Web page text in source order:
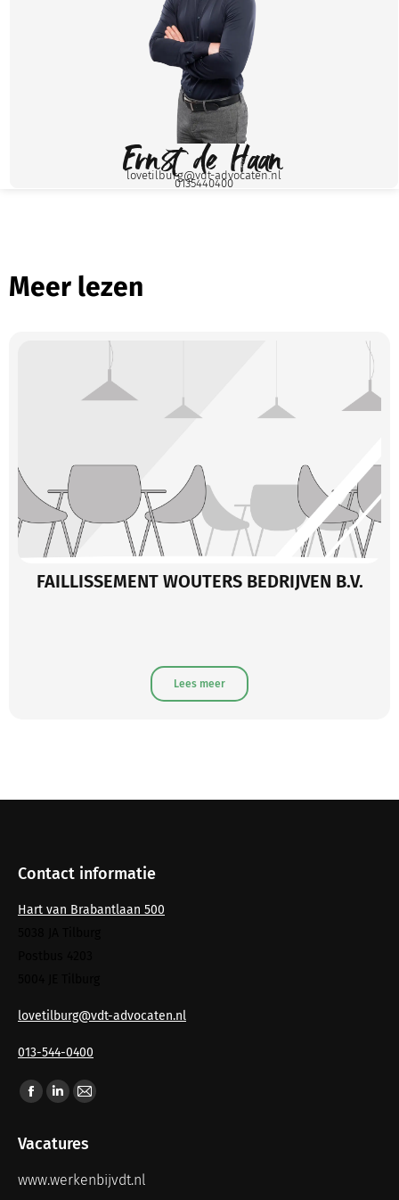
Ernst de Haan
lovetilburg@vdt-advocaten.nl
0135440400
Meer lezen
FAILLISSEMENT WOUTERS BEDRIJVEN B.V.
Lees meer
Contact informatie
Hart van Brabantlaan 500
lovetilburg@vdt-advocaten.nl
013-544-0400
Vind ons op:
Vacatures
www.werkenbijvdt.nl